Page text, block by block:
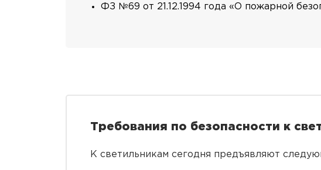
ФЗ №69 от 21.12.1994 года «О пожарной
Требования по безопасности к
К светильникам сегодня предъявляют